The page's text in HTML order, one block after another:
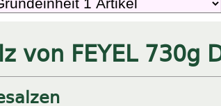
von FEYEL 730g